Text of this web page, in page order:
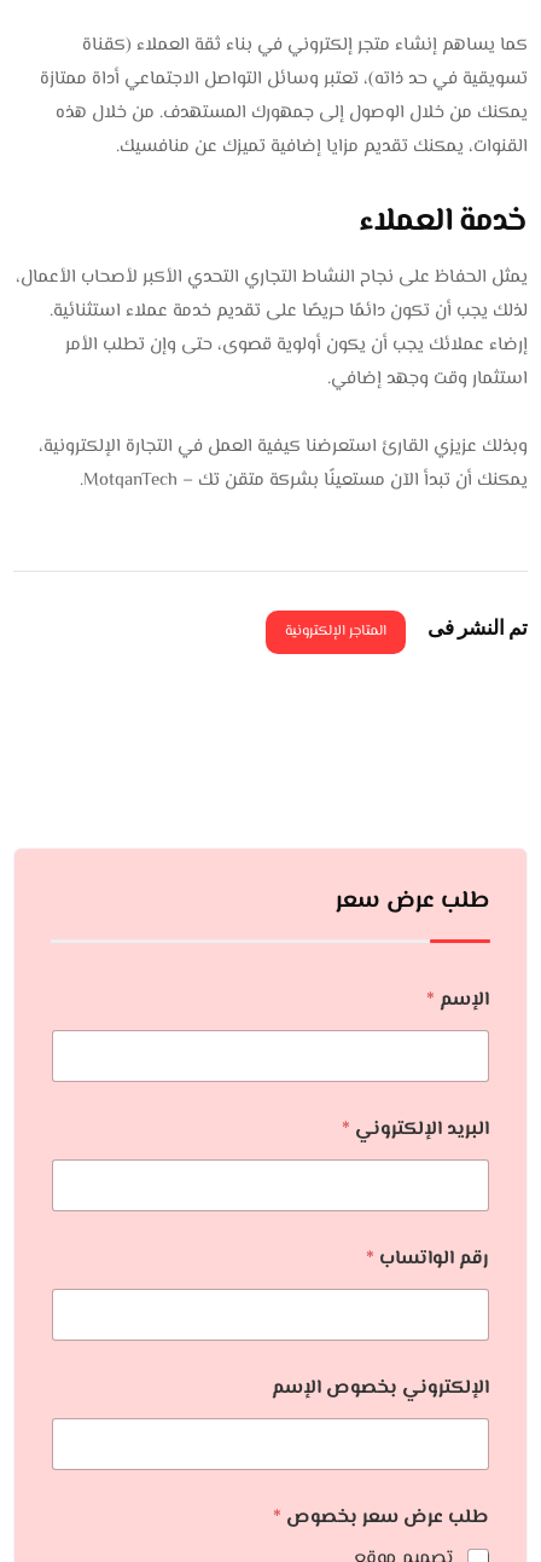
كما يساهم إنشاء متجر إلكتروني في بناء ثقة العملاء (كقناة
تسويقية في حد ذاته)، تعتبر وسائل التواصل الاجتماعي أداة ممتازة
يمكنك من خلال الوصول إلى جمهورك المستهدف. من خلال هذه
القنوات، يمكنك تقديم مزايا إضافية تميزك عن منافسيك.
خدمة العملاء
يمثل الحفاظ على نجاح النشاط التجاري التحدي الأكبر لأصحاب الأعمال،
لذلك يجب أن تكون دائمًا حريصًا على تقديم خدمة عملاء استثنائية.
إرضاء عملائك يجب أن يكون أولوية قصوى، حتى وإن تطلب الأمر
استثمار وقت وجهد إضافي.
وبذلك عزيزي القارئ استعرضنا كيفية العمل في التجارة الإلكترونية،
يمكنك أن تبدأ الآن مستعينًا بشركة متقن تك – MotqanTech.
تم النشر فى المتاجر الإلكترونية
طلب عرض سعر
الإسم *
البريد الإلكتروني *
رقم الواتساب *
الإلكتروني بخصوص الإسم
طلب عرض سعر بخصوص *